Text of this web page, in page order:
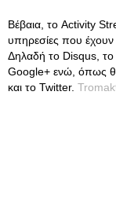
Βέβαια, το Activity
υπηρεσίες που έχουν
Δηλαδή το Disqus, το
Google+ ενώ, όπως
και το Twitter.